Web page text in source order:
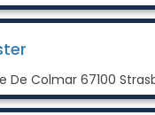
De Colmar 67100